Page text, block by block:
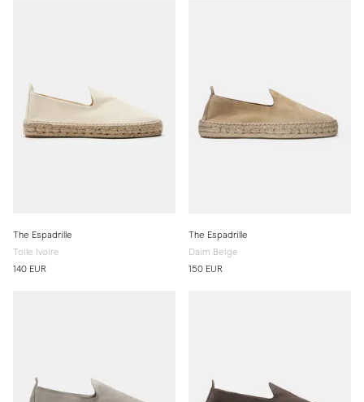
The Espadrille
Toile Ivoire
140 EUR
The Espadrille
Daim Beige
150 EUR